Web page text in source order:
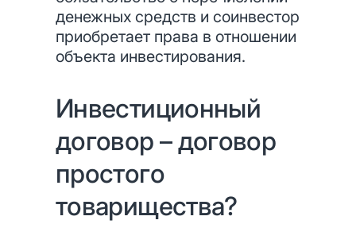
денежных средств и соинвестор
приобретает права в отношении
объекта инвестирования.
Инвестиционный
договор – договор
простого
товарищества?